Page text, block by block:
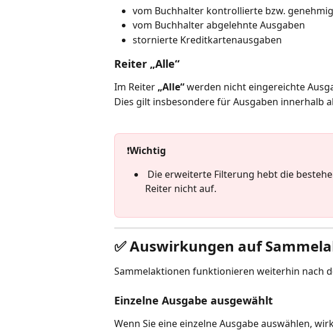
vom Buchhalter kontrollierte bzw.
vom Buchhalter abgelehnte Ausgaben
stornierte Kreditkartenausgaben
Reiter „Alle“
Im Reiter „Alle“ werden nicht eingereichte
Dies gilt insbesondere für Ausgaben innerhalb
❗️Wichtig
Reiter nicht auf.
✅ Auswirkungen auf
Sammelaktionen funktionieren weiterhin nach
Einzelne Ausgabe ausgewählt
Wenn Sie eine einzelne Ausgabe auswählen,